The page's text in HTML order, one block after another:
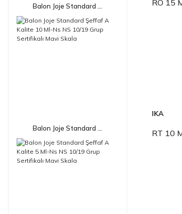
Balon Joje Standard ...
Balon Joje Standard ...
RO 15
IKA
RT 10